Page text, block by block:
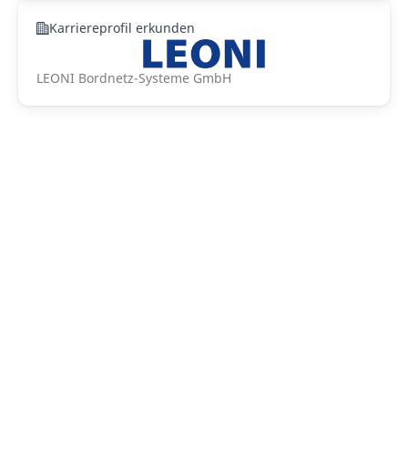
Karriereprofil erkunden
LEONI Bordnetz-Systeme GmbH